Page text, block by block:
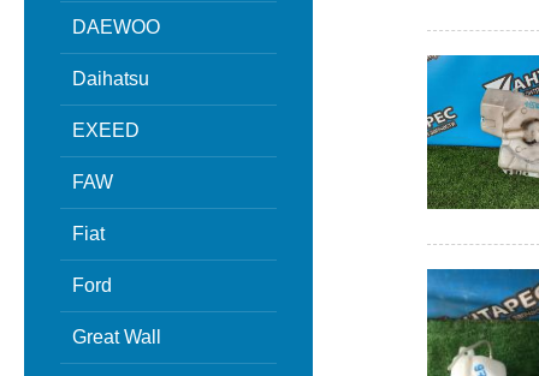
DAEWOO
Daihatsu
EXEED
FAW
Fiat
Ford
Great Wall